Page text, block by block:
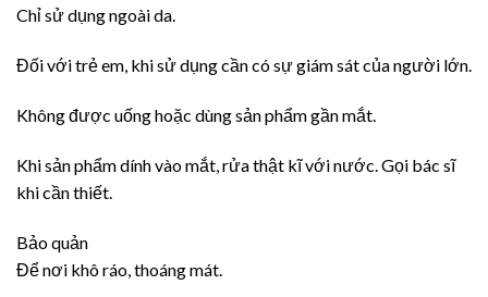
Chỉ sử dụng ngoài da.
Đối với trẻ em, khi sử dụng cần có sự giám sát của người lớn.
Không được uống hoặc dùng sản phẩm gần mắt.
Khi sản phẩm dính vào mắt, rửa thật kĩ với nước. Gọi bác sĩ
khi cần thiết.
Bảo quản
Để nơi khô ráo, thoáng mát.